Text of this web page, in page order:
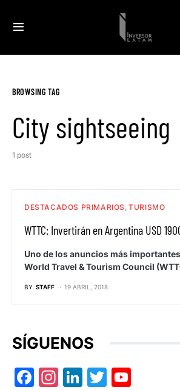
BROWSING TAG
City sightseeing
1 post
DESTACADOS PRIMARIOS TURISMO
WTTC: Invertirán en Argentina USD
Uno de los anuncios más
World Travel & Tourism Council
BY STAFF 19 ABRIL, 2018
SÍGUENOS
Facebook
Instagram
LinkedIn
Twitter